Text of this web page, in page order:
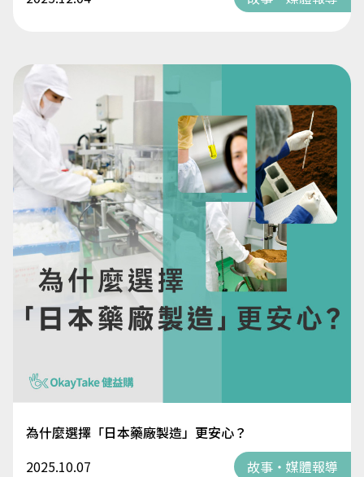
為什麼選擇「日本藥廠製造」更安心？
2025.10.07
故事・媒體報導